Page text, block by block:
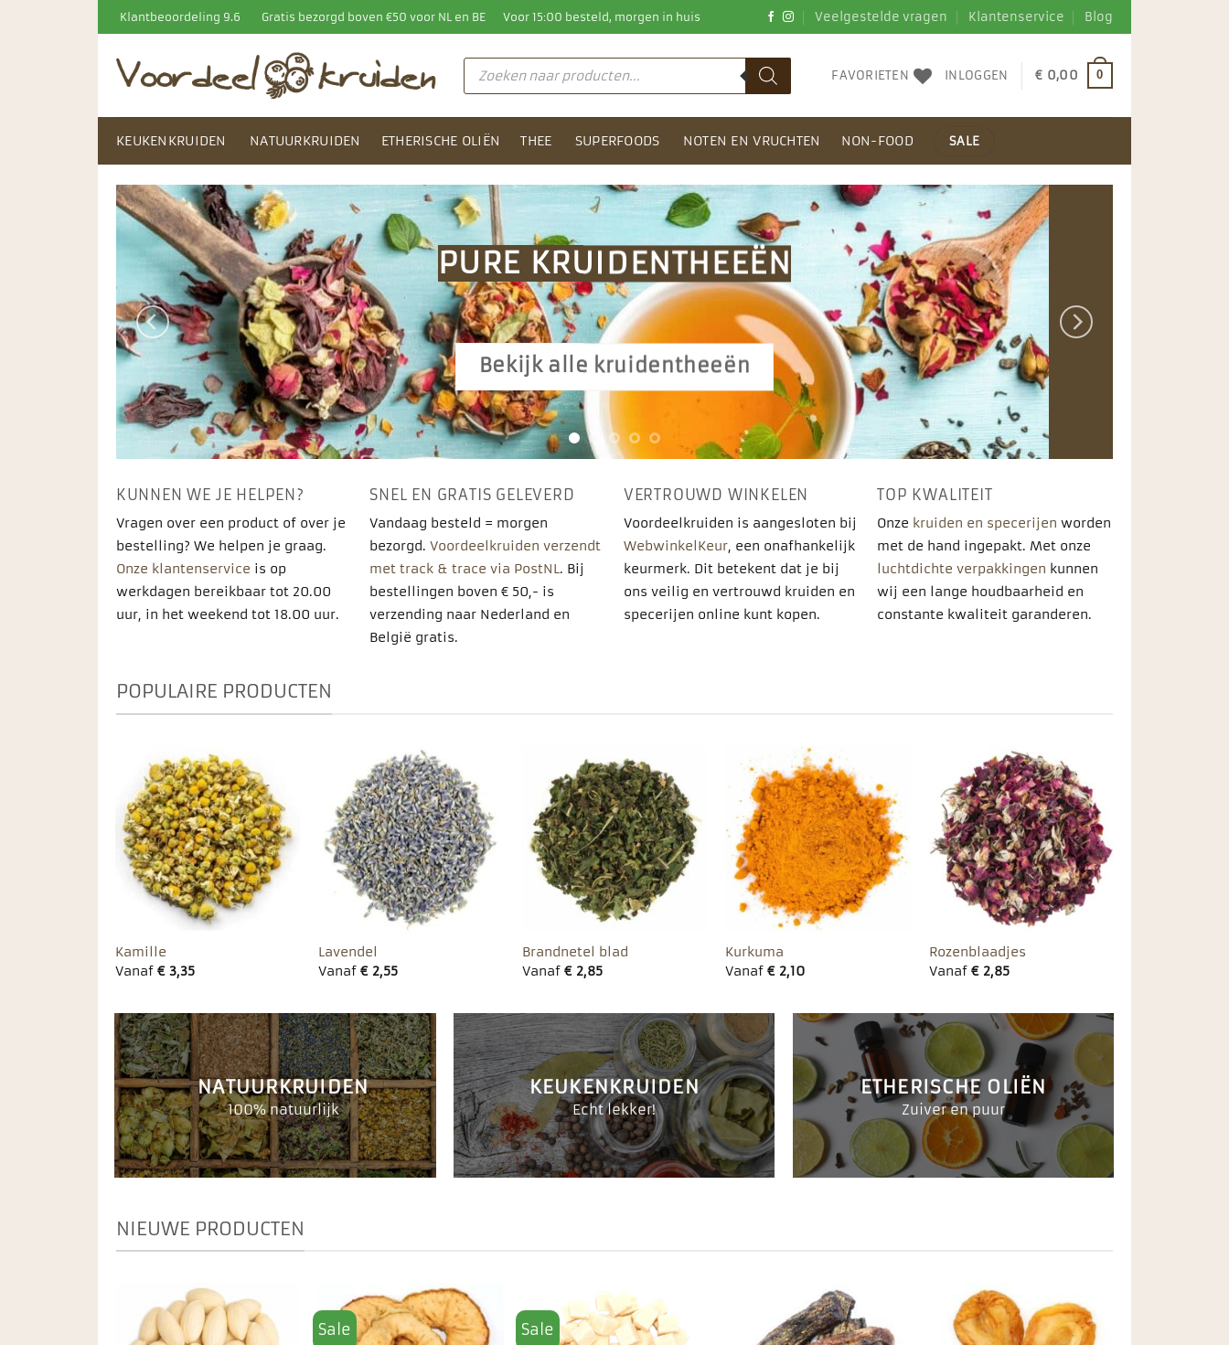
naar
inhoud
Klantbeoordeling 9.6 Gratis bezorgd boven €50 voor NL en BE Voor 15:00 besteld, morgen in huis Veelgestelde vragen Klantenservice Blog
Producten
zoeken FAVORIETEN INLOGGEN € 0,00 0
KEUKENKRUIDEN NATUURKRUIDEN ETHERISCHE OLIËN THEE SUPERFOODS NOTEN EN VRUCHTEN NON-FOOD SALE
DE LEKKERSTE KRUIDEN EN SPECERIJEN
Bekijk alle keukenkruiden
KUNNEN WE JE HELPEN?
Vragen over een product of over je
bestelling? We helpen je graag.
Onze klantenservice is op
werkdagen bereikbaar tot 20.00
uur, in het weekend tot 18.00 uur.
SNEL EN GRATIS GELEVERD
Vandaag besteld = morgen
bezorgd.Voordeelkruiden verzendt
met track & trace via PostNL. Bij
bestellingen boven € 50,- is
verzending naar Nederland en
België gratis.
VERTROUWD WINKELEN
Voordeelkruiden is aangesloten bij
WebwinkelKeur, een onafhankelijk
keurmerk. Dit betekent dat je bij
ons veilig en vertrouwd kruiden en
specerijen online kunt kopen.
TOP KWALITEIT
Onze kruiden en specerijen worden
met de hand ingepakt. Met onze
luchtdichte verpakkingen kunnen
wij een lange houdbaarheid en
constante kwaliteit garanderen.
POPULAIRE PRODUCTEN
Toevoegen
aan
favorieten
Oregano
Vanaf €2,15
Toevoegen
aan
favorieten
Koningskaars
Vanaf€2,55
Toevoegen
aan
favorieten
Damiana
Vanaf €3,45
Toevoegen
aan
favorieten
Tijm
Vanaf€2,15
Toevoegen
aan
favorieten
Rozemarijn
Vanaf €1,95
NATUURKRUIDEN
100% natuurlijk
KEUKENKRUIDEN
Echt lekker!
ETHERISCHE OLIËN
Zuiver en puur
NIEUWE PRODUCTEN
Toevoegen
Sale
Toevoegen
Sale
Toevoegen
Toevoegen
Toevoegen